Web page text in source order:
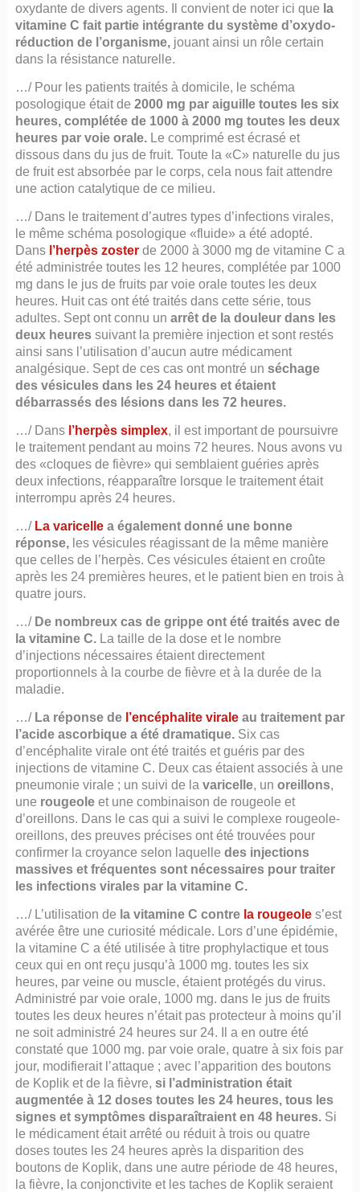
oxydante de divers agents. Il convient de noter ici que la
vitamine C fait partie intégrante du système d’oxydo-
réduction de l’organisme,jouant ainsi un rôle certain
dans la résistance naturelle.
…/ Pour les patients traités à domicile, le schéma
posologique était de 2000 mg par aiguille toutes les six
heures, complétée de 1000 à 2000 mg toutes les deux
heures par voie orale.Le comprimé est écrasé et
dissous dans du jus de fruit. Toute la «C» naturelle du jus
de fruit est absorbée par le corps, cela nous fait attendre
une action catalytique de ce milieu.
…/ Dans le traitement d’autres types d’infections virales,
le même schéma posologique «fluide» a été adopté.
Dans l’herpès zosterde 2000 à 3000 mg de vitamine C a
été administrée toutes les 12 heures, complétée par 1000
mg dans le jus de fruits par voie orale toutes les deux
heures. Huit cas ont été traités dans cette série, tous
adultes. Sept ont connu un arrêt de la douleur dans les
deux heuressuivant la première injection et sont restés
ainsi sans l’utilisation d’aucun autre médicament
analgésique. Sept de ces cas ont montré un séchage
des vésicules dans les 24 heures et étaient
débarrassés des lésions dans les 72 heures.
…/ Dans l’herpès simplex, il est important de poursuivre
le traitement pendant au moins 72 heures. Nous avons vu
des «cloques de fièvre» qui semblaient guéries après
deux infections, réapparaître lorsque le traitement était
interrompu après 24 heures.
…/ La varicellea également donné une bonne
réponse,les vésicules réagissant de la même manière
que celles de l’herpès. Ces vésicules étaient en croûte
après les 24 premières heures, et le patient bien en trois à
quatre jours.
…/ De nombreux cas de grippe ont été traités avec de
la vitamine C.La taille de la dose et le nombre
d’injections nécessaires étaient directement
proportionnels à la courbe de fièvre et à la durée de la
maladie.
…/ La réponse de l’encéphalite viraleau traitement par
l’acide ascorbique a été dramatique.Six cas
d’encéphalite virale ont été traités et guéris par des
injections de vitamine C. Deux cas étaient associés à une
pneumonie virale ; un suivi de la varicelle, un oreillons,
une rougeoleet une combinaison de rougeole et
d’oreillons. Dans le cas qui a suivi le complexe rougeole-
oreillons, des preuves précises ont été trouvées pour
confirmer la croyance selon laquelle des injections
massives et fréquentes sont nécessaires pour traiter
les infections virales par la vitamine C.
…/ L’utilisation de la vitamine C contre la rougeoles’est
avérée être une curiosité médicale. Lors d’une épidémie,
la vitamine C a été utilisée à titre prophylactique et tous
ceux qui en ont reçu jusqu’à 1000 mg. toutes les six
heures, par veine ou muscle, étaient protégés du virus.
Administré par voie orale, 1000 mg. dans le jus de fruits
toutes les deux heures n’était pas protecteur à moins qu’il
ne soit administré 24 heures sur 24. Il a en outre été
constaté que 1000 mg. par voie orale, quatre à six fois par
jour, modifierait l’attaque ; avec l’apparition des boutons
de Koplik et de la fièvre, si l’administration était
augmentée à 12 doses toutes les 24 heures, tous les
signes et symptômes disparaîtraient en 48 heures.Si
le médicament était arrêté ou réduit à trois ou quatre
doses toutes les 24 heures après la disparition des
boutons de Koplik, dans une autre période de 48 heures,
la fièvre, la conjonctivite et les taches de Koplik seraient